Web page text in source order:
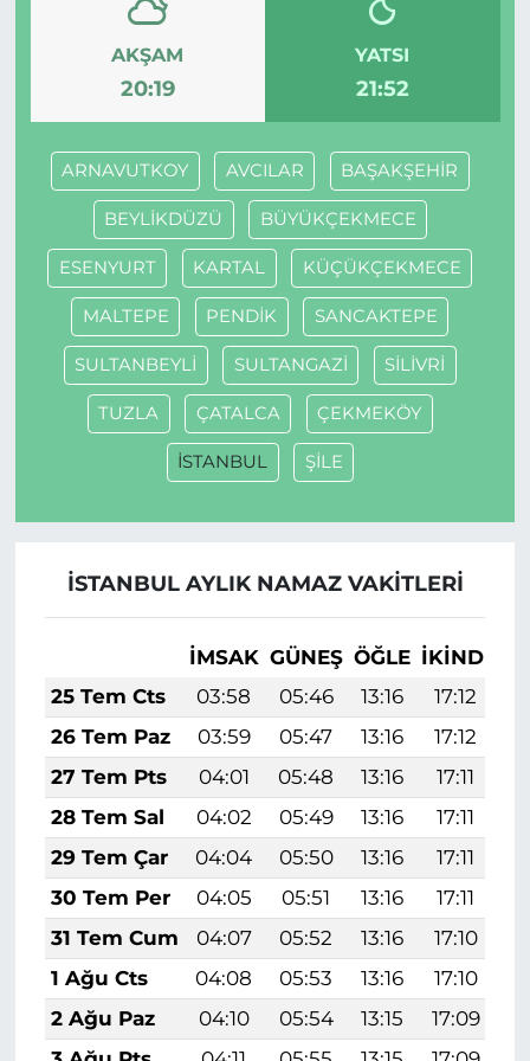
AKŞAM
20:19
YATSI
21:52
ARNAVUTKOY AVCILAR BAŞAKŞEHİR
BEYLİKDÜZÜ BÜYÜKÇEKMECE
ESENYURT KARTAL KÜÇÜKÇEKMECE
MALTEPE PENDİK SANCAKTEPE
SULTANBEYLİ SULTANGAZİ SİLİVRİ
TUZLA ÇATALCA ÇEKMEKÖY
İSTANBUL ŞİLE
İSTANBUL AYLIK NAMAZ VAKITLERI
İMSAK GÜNEŞ ÖĞLE İKINDI
25 Tem Cts
03:58 05:46 13:16 17:12
26 Tem Paz
03:59 05:47 13:16 17:12
27 Tem Pts
04:01 05:48 13:16 17:11
28 Tem Sal
04:02 05:49 13:16 17:11
29 Tem Çar
04:04 05:50 13:16 17:11
30 Tem Per
04:05 05:51 13:16 17:11
31 Tem Cum
04:07 05:52 13:16 17:10
1 Ağu Cts
04:08 05:53 13:16 17:10
2 Ağu Paz
04:10 05:54 13:15 17:09